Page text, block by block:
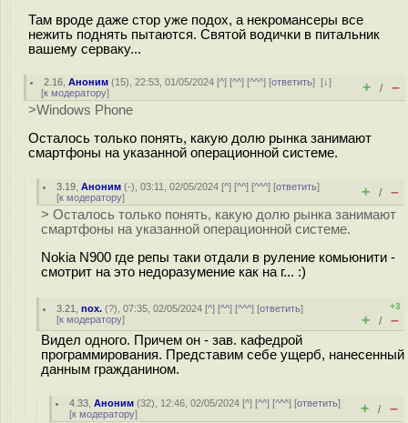
Там вроде даже стор уже подох, а некромансеры все
нежить поднять пытаются. Святой водички в питальник
вашему серваку...
2.16 ,Аноним (15), 22:53, 01/05/2024 [^] [^^] [^^^] [ответить][↓]
[к модератору] + / –
>Windows Phone
Осталось только понять, какую долю рынка занимают
смартфоны на указанной операционной системе.
3.19 ,Аноним (-), 03:11, 02/05/2024 [^] [^^] [^^^] [ответить]
[к модератору] + / –
> Осталось только понять, какую долю рынка занимают
смартфоны на указанной операционной системе.
Nokia N900 где репы таки отдали в руление комьюнити -
смотрит на это недоразумение как на г... :)
3.21 ,nox. (?), 07:35, 02/05/2024 [^] [^^] [^^^] [ответить]
[к модератору]
+3
+ / –
Видел одного. Причем он - зав. кафедрой
программирования. Представим себе ущерб, нанесенный
данным гражданином.
4.33 ,Аноним (32), 12:46, 02/05/2024 [^] [^^] [^^^] [ответить]
[к модератору] + / –